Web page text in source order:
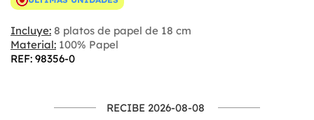
Incluye: 8 platos de papel de 18 cm
Material: 100% Papel
REF: 98356-0
RECIBE 2026-08-08